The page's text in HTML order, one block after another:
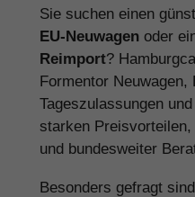
Sie suchen einen
EU-Neuwagen oder
Reimport?
Formentor Neuwagen,
Tageszulassungen
starken
und bundesweiter
Besonders gefragt